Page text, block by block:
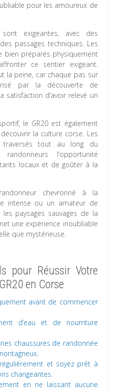
pour les amoureux de
exigeantes, avec des
passages techniques. Les
bien préparés physiquement
ce sentier exigeant.
la peine, car chaque pas sur
par la découverte de
satisfaction d’avoir relevé un
le GR20 est également
la culture corse. Les
traversés tout au long du
l’opportunité
locaux et de goûter à la
chevronné à la
intense ou un amateur de
paysages sauvages de la
une expérience inoubliable
que mystérieuse.
pour Réussir Votre
en Corse
avant de commencer
d’eau et de nourriture
chaussures de randonnée
et soyez prêt à
changeantes.
en ne laissant aucune